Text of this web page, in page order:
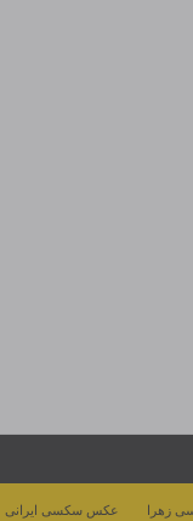
عکس سکسی ایرانی زهرا